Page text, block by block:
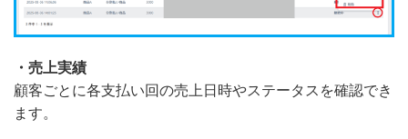
・売上実績
顧客ごとに各支払い回の売上日時やステータスを確認でき
ます。